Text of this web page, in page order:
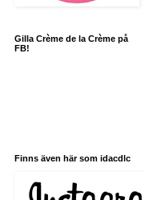
Gilla Crème de la Crème på
FB!
Finns även här som idacdlc